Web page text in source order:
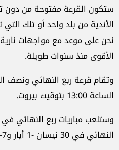
ستكون القرعة مفتوحة من
الأندية من بلد واحد أو تلك
نحن على موعد مع مواجهات
الأقوى منذ سنوات طويلة.
وتقام قرعة ربع النهائي ونصف
الساعة 13:00 بتوقيت بيروت.
النهائي في 30 نيسان -1 أيار و7-8 أيار.